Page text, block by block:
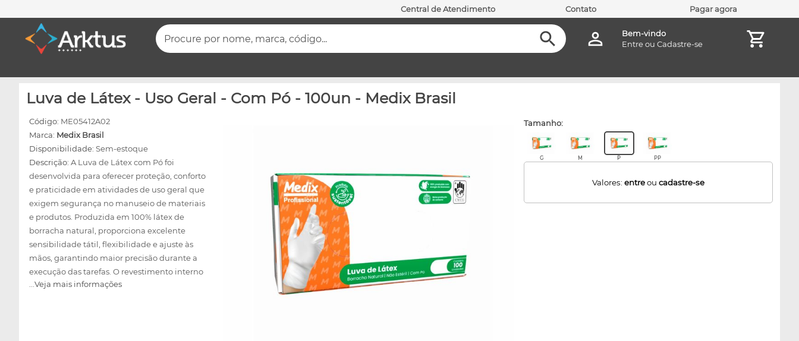
Central de Atendimento Contato Pagar agora
Procure por nome, marca, código...
Bem-vindo
Entreou Cadastre-se
Luva de Látex - Uso Geral - Com Pó - 100un - Medix Brasil
Código: ME05412A02
Marca: Medix Brasil
Disponibilidade: Sem-estoque
Descrição: A Luva de Látex com Pó foi
desenvolvida para oferecer proteção, conforto
e praticidade em atividades de uso geral que
exigem segurança no manuseio de materiais
e produtos. Produzida em 100% látex de
borracha natural, proporciona excelente
sensibilidade tátil, flexibilidade e ajuste às
mãos, garantindo maior precisão durante a
execução das tarefas. O revestimento interno
com pó bioabsorvível à base de amido de
...Veja mais informações
tamanho:
G M P PP
Valores:entreoucadastre-se